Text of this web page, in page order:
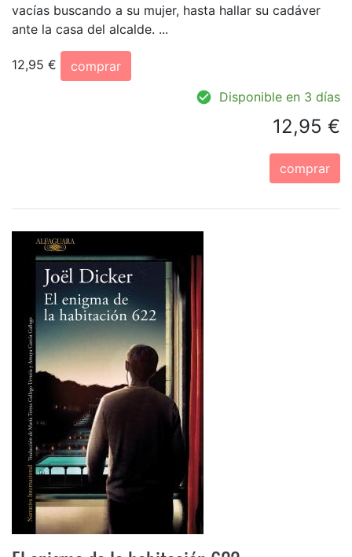
vacías buscando a su mujer, hasta hallar su cadáver
ante la casa del alcalde. ...
12,95 €
comprar
Disponible en 3 días
12,95 €
comprar